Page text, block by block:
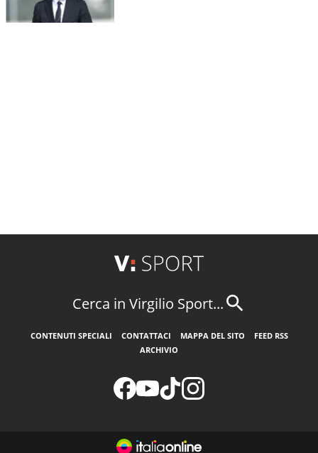
Cerca in Virgilio Sport...
CONTENUTI SPECIALI CONTATTACI MAPPA DEL SITO
FEED RSS
ARCHIVIO